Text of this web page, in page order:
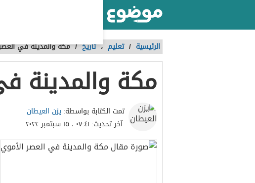
الرئيسية / تعليم ،تاريخ /مكة والمدينة في
مكة والمدينة
تمت الكتابة بواسطة: يزن العيطان
آخر تحديث: ٠٧:٤١ ، ١٥ سبتمبر ٢٠٢٢